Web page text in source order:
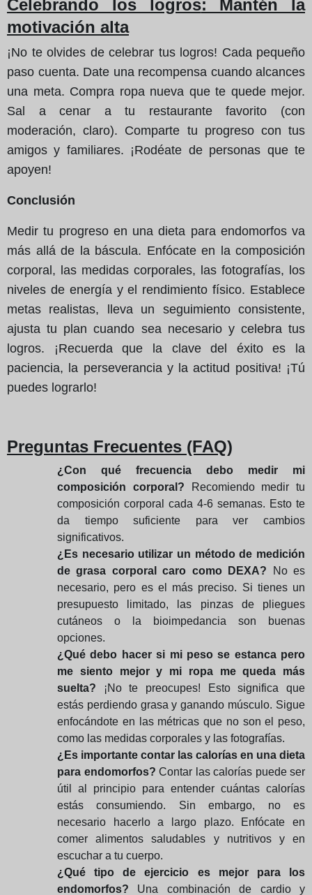
Celebrando los logros: Mantén la
motivación alta
¡No te olvides de celebrar tus logros! Cada pequeño
paso cuenta. Date una recompensa cuando alcances
una meta. Compra ropa nueva que te quede mejor.
Sal a cenar a tu restaurante favorito (con
moderación, claro). Comparte tu progreso con tus
amigos y familiares. ¡Rodéate de personas que te
apoyen!
Conclusión
Medir tu progreso en una dieta para endomorfos va
más allá de la báscula. Enfócate en la composición
corporal, las medidas corporales, las fotografías, los
niveles de energía y el rendimiento físico. Establece
metas realistas, lleva un seguimiento consistente,
ajusta tu plan cuando sea necesario y celebra tus
logros. ¡Recuerda que la clave del éxito es la
paciencia, la perseverancia y la actitud positiva! ¡Tú
puedes lograrlo!
Preguntas Frecuentes (FAQ)
¿Con qué frecuencia debo medir mi
composición corporal? Recomiendo medir tu
composición corporal cada 4-6 semanas. Esto te
da tiempo suficiente para ver cambios
significativos.
¿Es necesario utilizar un método de medición
de grasa corporal caro como DEXA? No es
necesario, pero es el más preciso. Si tienes un
presupuesto limitado, las pinzas de pliegues
cutáneos o la bioimpedancia son buenas
opciones.
¿Qué debo hacer si mi peso se estanca pero
me siento mejor y mi ropa me queda más
suelta? ¡No te preocupes! Esto significa que
estás perdiendo grasa y ganando músculo. Sigue
enfocándote en las métricas que no son el peso,
como las medidas corporales y las fotografías.
¿Es importante contar las calorías en una dieta
para endomorfos? Contar las calorías puede ser
útil al principio para entender cuántas calorías
estás consumiendo. Sin embargo, no es
necesario hacerlo a largo plazo. Enfócate en
comer alimentos saludables y nutritivos y en
escuchar a tu cuerpo.
¿Qué tipo de ejercicio es mejor para los
endomorfos? Una combinación de cardio y